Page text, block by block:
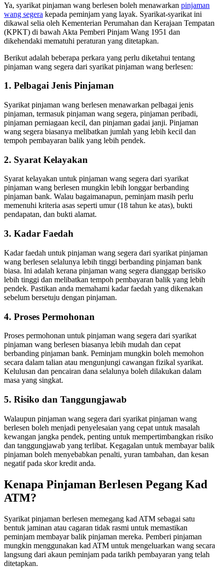
Ya, syarikat pinjaman wang berlesen boleh menawarkan pinjaman
wang segera kepada peminjam yang layak. Syarikat-syarikat ini
dikawal selia oleh Kementerian Perumahan dan Kerajaan Tempatan
(KPKT) di bawah Akta Pemberi Pinjam Wang 1951 dan
dikehendaki mematuhi peraturan yang ditetapkan.
Berikut adalah beberapa perkara yang perlu diketahui tentang
pinjaman wang segera dari syarikat pinjaman wang berlesen:
1. Pelbagai Jenis Pinjaman
Syarikat pinjaman wang berlesen menawarkan pelbagai jenis
pinjaman, termasuk pinjaman wang segera, pinjaman peribadi,
pinjaman perniagaan kecil, dan pinjaman gadai janji. Pinjaman
wang segera biasanya melibatkan jumlah yang lebih kecil dan
tempoh pembayaran balik yang lebih pendek.
2. Syarat Kelayakan
Syarat kelayakan untuk pinjaman wang segera dari syarikat
pinjaman wang berlesen mungkin lebih longgar berbanding
pinjaman bank. Walau bagaimanapun, peminjam masih perlu
memenuhi kriteria asas seperti umur (18 tahun ke atas), bukti
pendapatan, dan bukti alamat.
3. Kadar Faedah
Kadar faedah untuk pinjaman wang segera dari syarikat pinjaman
wang berlesen selalunya lebih tinggi berbanding pinjaman bank
biasa. Ini adalah kerana pinjaman wang segera dianggap berisiko
lebih tinggi dan melibatkan tempoh pembayaran balik yang lebih
pendek. Pastikan anda memahami kadar faedah yang dikenakan
sebelum bersetuju dengan pinjaman.
4. Proses Permohonan
Proses permohonan untuk pinjaman wang segera dari syarikat
pinjaman wang berlesen biasanya lebih mudah dan cepat
berbanding pinjaman bank. Peminjam mungkin boleh memohon
secara dalam talian atau mengunjungi cawangan fizikal syarikat.
Kelulusan dan pencairan dana selalunya boleh dilakukan dalam
masa yang singkat.
5. Risiko dan Tanggungjawab
Walaupun pinjaman wang segera dari syarikat pinjaman wang
berlesen boleh menjadi penyelesaian yang cepat untuk masalah
kewangan jangka pendek, penting untuk mempertimbangkan risiko
dan tanggungjawab yang terlibat. Kegagalan untuk membayar balik
pinjaman boleh menyebabkan penalti, yuran tambahan, dan kesan
negatif pada skor kredit anda.
Kenapa Pinjaman Berlesen Pegang Kad
ATM?
Syarikat pinjaman berlesen memegang kad ATM sebagai satu
bentuk jaminan atau cagaran tidak rasmi untuk memastikan
peminjam membayar balik pinjaman mereka. Pemberi pinjaman
mungkin menggunakan kad ATM untuk mengeluarkan wang secara
langsung dari akaun peminjam pada tarikh pembayaran yang telah
ditetapkan.